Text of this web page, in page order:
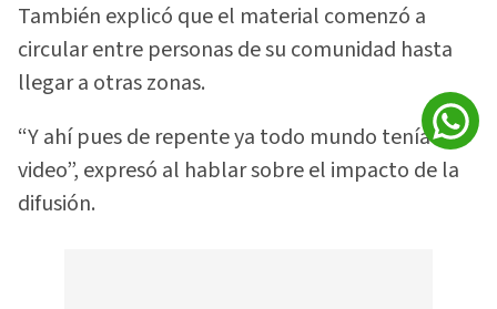
También explicó que el material comenzó a
circular entre personas de su comunidad hasta
llegar a otras zonas.
“Y ahí pues de repente ya todo mundo tenía el
video”, expresó al hablar sobre el impacto de la
difusión.